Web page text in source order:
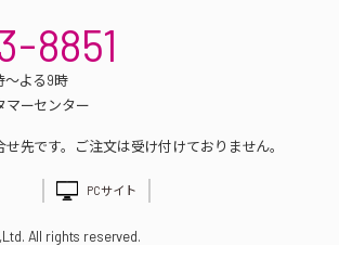
8851
～よる9時
マーセンター
先です。ご注文は受け付けておりません。
PCサイト
All rights reserved.